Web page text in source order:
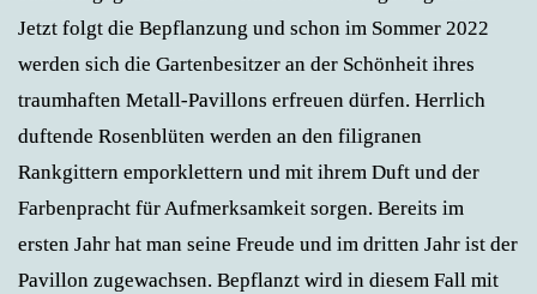
Jetzt folgt die Bepflanzung und schon im Sommer 2022
werden sich die Gartenbesitzer an der Schönheit ihres
traumhaften Metall-Pavillons erfreuen dürfen. Herrlich
duftende Rosenblüten werden an den filigranen
Rankgittern emporklettern und mit ihrem Duft und der
Farbenpracht für Aufmerksamkeit sorgen. Bereits im
ersten Jahr hat man seine Freude und im dritten Jahr ist der
Pavillon zugewachsen. Bepflanzt wird in diesem Fall mit